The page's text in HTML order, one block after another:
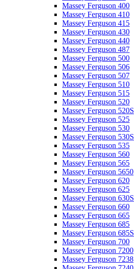
Massey Ferguson 400
Massey Ferguson 410
Massey Ferguson 415
Massey Ferguson 430
Massey Ferguson 440
Massey Ferguson 487
Massey Ferguson 500
Massey Ferguson 506
Massey Ferguson 507
Massey Ferguson 510
Massey Ferguson 515
Massey Ferguson 520
Massey Ferguson 520S
Massey Ferguson 525
Massey Ferguson 530
Massey Ferguson 530S
Massey Ferguson 535
Massey Ferguson 560
Massey Ferguson 565
Massey Ferguson 5650
Massey Ferguson 620
Massey Ferguson 625
Massey Ferguson 630S
Massey Ferguson 660
Massey Ferguson 665
Massey Ferguson 685
Massey Ferguson 685S
Massey Ferguson 700
Massey Ferguson 7200
Massey Ferguson 7238